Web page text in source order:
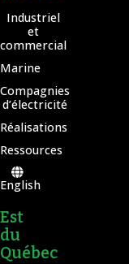
Industriel
et
commercial
Marine
Compagnies
d’électricité
Réalisations
Ressources
English
Est
du
Québec